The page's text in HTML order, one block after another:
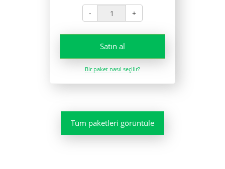
- +
Satın al
Bir paket nasıl seçilir?
Tüm paketleri görüntüle